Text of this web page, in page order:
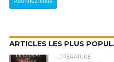
ARTICLES LES PLUS
LITTÉRATURE